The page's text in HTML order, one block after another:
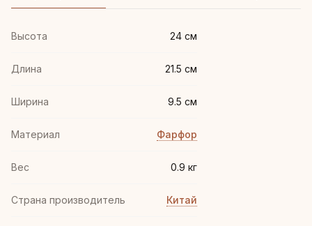
Высота 24 см
Длина 21.5 см
Ширина 9.5 см
Материал Фарфор
Вес 0.9 кг
Страна производитель Китай